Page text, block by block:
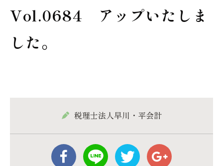
Vol.0684 アップいたしま
した。
税理士法人早川・平会計